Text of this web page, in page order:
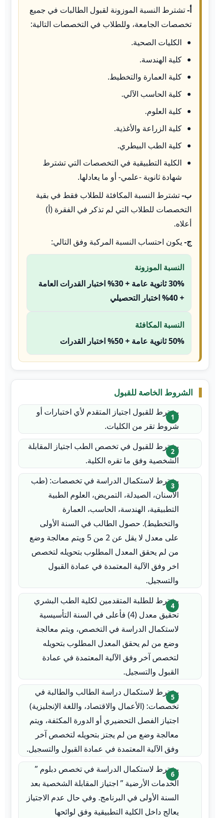
أ-تشترط النسبة الموزونة لقبول الطالبات في جميع
تخصصات الجامعة، وللطلاب في التخصصات التالية:
الكليات الصحية.
كلية الهندسة.
كلية العمارة والتخطيط.
كلية الحاسب الآلي.
كلية العلوم.
كلية الزراعة والأغذية.
كلية الطب البيطري.
الكلية التطبيقية في التخصصات التي تشترط
شهادة ثانوية -علمي- أو ما يعادلها.
ب-تشترط النسبة المكافئة للطلاب فقط في بقية
التخصصات للطلاب التي لم تذكر في الفقرة (أ)
أعلاه.
ج- يكون احتساب النسبة المركبة وفق التالي:
النسبة الموزونة
30% ثانوية عامة + 30% اختبار القدرات العامة
+ 40% اختبار التحصيلي
النسبة المكافئة
50% ثانوية عامة + 50% اختبار القدرات
الشروط الخاصة للقبول
يشترط للقبول اجتياز المتقدم لأي اختبارات أو
شروط تقر من الكليات.
يشترط للقبول في تخصص الطب اجتياز المقابلة
الشخصية وفق ما تقره الكلية.
يشترط لاستكمال الدراسة في تخصصات: (طب
الأسنان، الصيدلة، التمريض، العلوم الطبية
التطبيقية، الهندسة، الحاسب، العمارة
والتخطيط). حصول الطالب في السنة الأولى
على معدل لا يقل عن 2 من 5 ويتم معالجة وضع
من لم يحقق المعدل المطلوب بتحويله لتخصص
اخر وفق الآلية المعتمدة في عمادة القبول
والتسجيل.
يشترط للطلبة المتقدمين لكلية الطب البشري
تحقيق معدل (4) فأعلى في السنة التأسيسية
لاستكمال الدراسة في التخصص، ويتم معالجة
وضع من لم يحقق المعدل المطلوب بتحويله
لتخصص آخر وفق الآلية المعتمدة في عمادة
القبول والتسجيل.
يشترط لاستكمال دراسة الطالب والطالبة في
تخصصات: (الأعمال والاقتصاد، واللغة الإنجليزية)
اجتياز الفصل التحضيري أو الدورة المكثفة، ويتم
معالجة وضع من لم يجتز بتحويله لتخصص آخر
وفق الآلية المعتمدة في عمادة القبول والتسجيل.
يشترط لاستكمال الدراسة في تخصص دبلوم ”
الخدمات الأرضية ” اجتياز المقابلة الشخصية بعد
السنة الأولى في البرنامج. وفي حال عدم الاجتياز
يعالج داخل الكلية التطبيقية وفق لوائحها